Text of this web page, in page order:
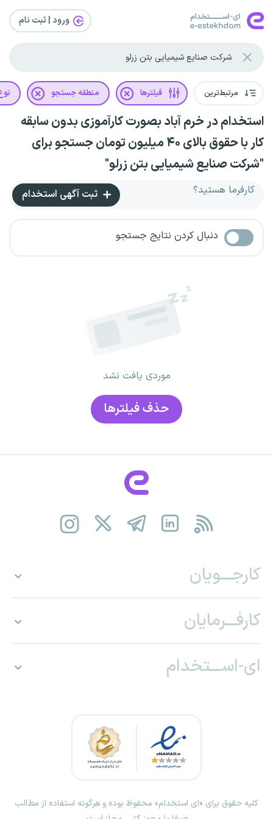
ورود | ثبت‌ نام
مرتبط‌ترین فیلترها منطقه جستجو
استخدام در خرم آباد بصورت کارآموزی بدون سابقه
کار با حقوق بالای ۴۰ میلیون تومان جستجو برای
"شرکت صنایع شیمیایی بتن زرلو"
کارفرما هستید؟ ثبت آگهی استخدام
دنبال کردن نتایج جستجو
موردی یافت نشد
حذف فیلتر‌ها
کارجـــویان
کارفـــرمایان
ای-اســـتخدام
کلیه حقوق برای «ای استخدام» محفوظ بوده و هرگونه استفاده از مطالب